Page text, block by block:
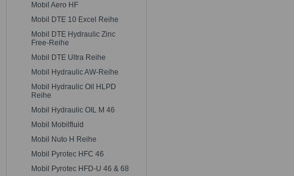
Mobil Aero HF
Mobil DTE 10 Excel Reihe
Mobil DTE Hydraulic Zinc
Free-Reihe
Mobil DTE Ultra Reihe
Mobil Hydraulic AW-Reihe
Mobil Hydraulic Oil HLPD
Reihe
Mobil Hydraulic OIL M 46
Mobil Mobilfluid
Mobil Nuto H Reihe
Mobil Pyrotec HFC 46
Mobil Pyrotec HFD-U 46 & 68